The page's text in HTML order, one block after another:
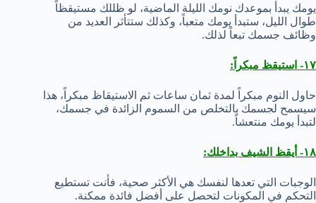
يومك يبدأ بموعدك نومك الليلة الماضية، لو ظللك مستيقظاً
طوال الليل، ستبدأ يومك متعباً، وكذلك ستتأثر العديد من
وظائف جسمك تبعاً لذلك.
١٧- استيقظ مبكراً:
حاول النوم مبكراً لمدة ثمان ساعات ثم الاستيقاظ مبكراً، هذا
سيسمح لجسمك بالتخلص من السموم الزائدة في جسمك،
لتبدأ يومك منتعشاً.
١٨- أيقظ الشيف بداخلك:
الوجبات التي تعدها لنفسك هي الأكثر صحية، فأنت تستطيع
التحكم في المكونات لتحصل على أفضل فائدة ممكنة.